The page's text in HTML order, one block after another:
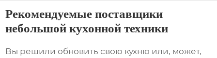
Рекомендуемые поставщики
небольшой кухонной техники
Вы решили обновить свою кухню или, может,